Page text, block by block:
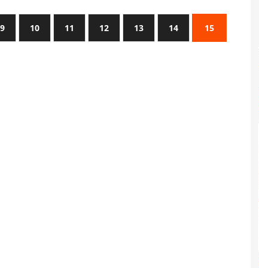
9 10 11 12 13 14 15